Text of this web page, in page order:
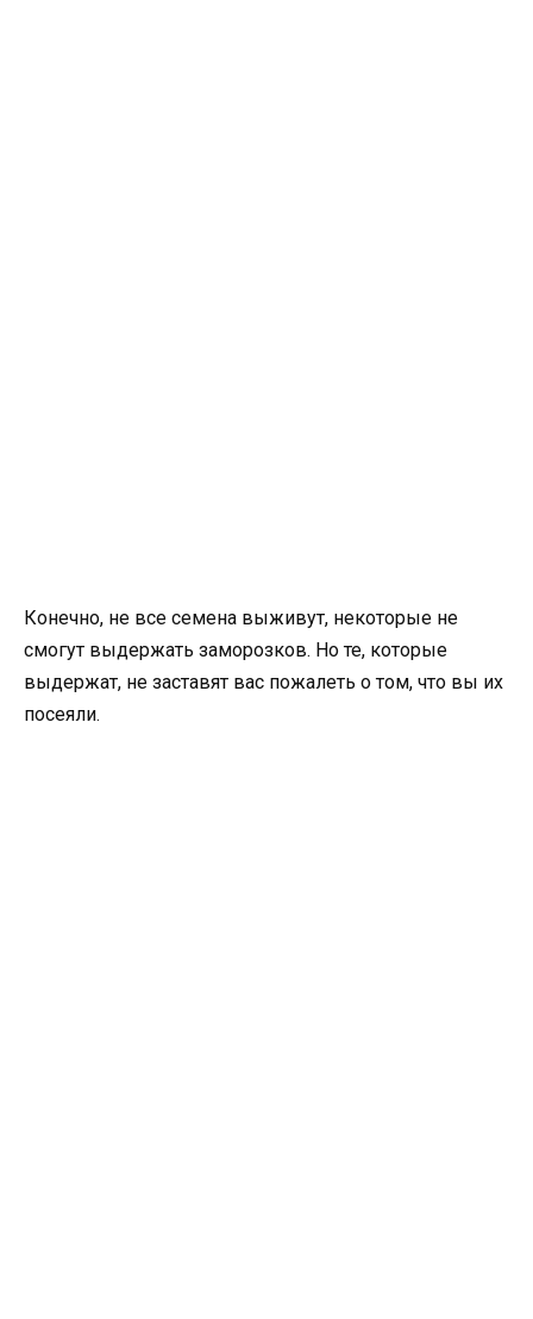
Конечно, не все семена выживут, некоторые не
смогут выдержать заморозков. Но те, которые
выдержат, не заставят вас пожалеть о том, что вы их
посеяли.